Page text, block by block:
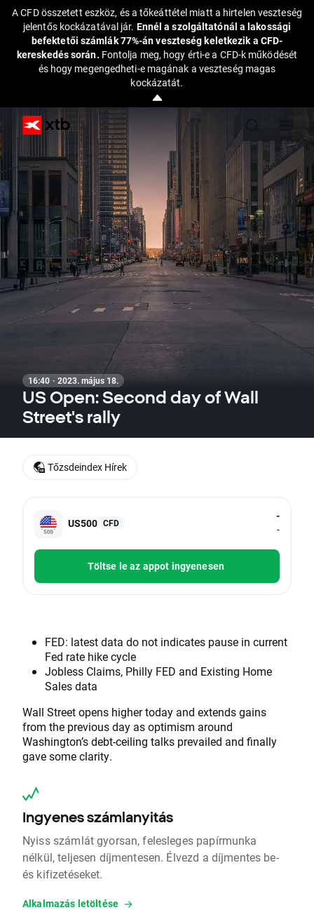
A CFD összetett eszköz, és a tőkeáttétel miatt a hirtelen veszteség
jelentős kockázatával jár. Ennél a szolgáltatónál a lakossági
befektetői számlák 77%-án veszteség keletkezik a CFD-
kereskedés során. Fontolja meg, hogy érti-e a CFD-k működését
és hogy megengedheti-e magának a veszteség magas
kockázatát.
16:40 · 2023. május 18.
US Open: Second day of Wall
Street's rally
US500 CFD
-
-
Töltse le az appot ingyenesen
FED: latest data do not indicates pause in current
Fed rate hike cycle
Jobless Claims, Philly FED and Existing Home
Sales data
Wall Street opens higher today and extends gains
from the previous day as optimism around
Washington’s debt-ceiling talks prevailed and finally
gave some clarity.
Ingyenes számlanyitás
Nyiss számlát gyorsan, felesleges papírmunka
nélkül, teljesen díjmentesen. Élvezd a díjmentes be-
és kifizetéseket.
Alkalmazás letöltése
Tőzsdeindex Hírek